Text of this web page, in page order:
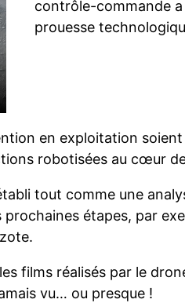
contrôle-commande
prouesse
en exploitation soient
robotisées au cœur
tout comme une
étapes, par
films réalisés par le
vu… ou presque !